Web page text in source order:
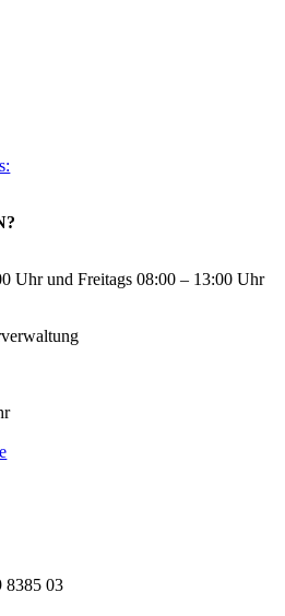
Uhr und Freitags 08:00 – 13:00 Uhr
8385 03